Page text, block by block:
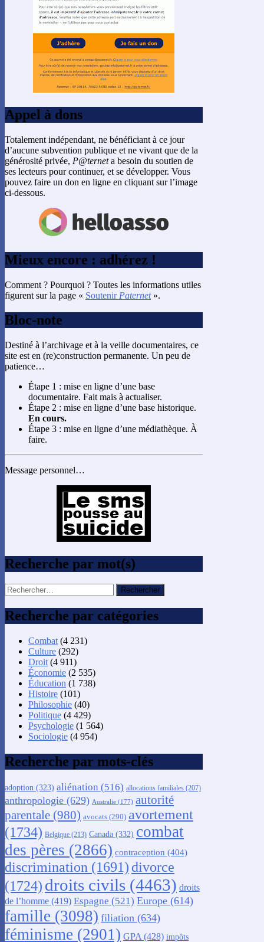
Appel à dons
Totalement indépendant, ne bénéficiant à ce jour
d’aucune subvention publique et ne vivant que de la
générosité privée, P@terneta besoin du soutien de
ses lecteurs pour continuer, et se développer. Vous
pouvez faire un don en ligne en cliquant sur l’image
ci-dessous.
Mieux encore : adhérez !
Comment ? Pourquoi ? Toutes les informations utiles
figurent sur la page « Soutenir Paternet».
Bloc-note
Destiné à l’archivage et à la veille documentaires, ce
site est en (re)construction permanente. Un peu de
patience…
Étape 1 : mise en ligne d’une base
documentaire. Fait mais à actualiser.
Étape 2 : mise en ligne d’une base historique.
En cours.
Étape 3 : mise en ligne d’une médiathèque. À
faire.
Message personnel…
Recherche par mot(s)
Rechercher :
Recherche par catégories
Combat (4 231)
Culture (292)
Droit (4 911)
Économie (2 535)
Éducation (1 738)
Histoire (101)
Philosophie (40)
Politique (4 429)
Psychologie (1 564)
Sociologie (4 954)
Recherche par mots-clés
adoption (323) aliénation (516) allocations familiales (207)
anthropologie (629) Australie (177) autorité
parentale (980) avocats (290) avortement
(1734) Belgique (213) Canada (332) combat
des pères (2866) contraception (404)
discrimination (1691) divorce
(1724) droits civils (4463) droits
de l’homme (419) Espagne (521) Europe (614)
famille (3098) filiation (634)
féminisme (2901) GPA (428) impôts